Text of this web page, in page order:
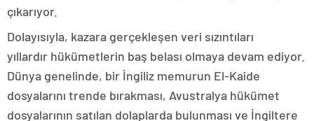
çıkarıyor.
Dolayısıyla, kazara gerçekleşen veri sızıntıları
yıllardır hükümetlerin baş belası olmaya devam ediyor.
Dünya genelinde, bir İngiliz memurun El-Kaide
dosyalarını trende bırakması, Avustralya hükümet
dosyalarının satılan dolaplarda bulunması ve İngiltere